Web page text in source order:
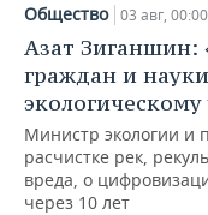
Общество 03 авг, 00:00
Азат Зиганшин:
граждан и
экологическому
Министр экологии и
расчистке рек,
вреда, о
через 10 лет